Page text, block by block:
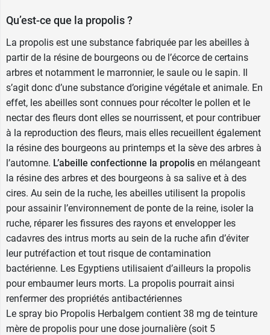
Qu’est-ce que la propolis ?
La propolis est une substance fabriquée par les abeilles à
partir de la résine de bourgeons ou de l’écorce de certains
arbres et notamment le marronnier, le saule ou le sapin. Il
s’agit donc d’une substance d’origine végétale et animale. En
effet, les abeilles sont connues pour récolter le pollen et le
nectar des fleurs dont elles se nourrissent, et pour contribuer
à la reproduction des fleurs, mais elles recueillent également
la résine des bourgeons au printemps et la sève des arbres à
l’automne. L’abeille confectionne la propolis en mélangeant
la résine des arbres et des bourgeons à sa salive et à des
cires. Au sein de la ruche, les abeilles utilisent la propolis
pour assainir l’environnement de ponte de la reine, isoler la
ruche, réparer les fissures des rayons et envelopper les
cadavres des intrus morts au sein de la ruche afin d’éviter
leur putréfaction et tout risque de contamination
bactérienne. Les Egyptiens utilisaient d’ailleurs la propolis
pour embaumer leurs morts. La propolis pourrait ainsi
renfermer des propriétés antibactériennes
Le spray bio Propolis Herbalgem contient 38 mg de teinture
mère de propolis pour une dose journalière (soit 5